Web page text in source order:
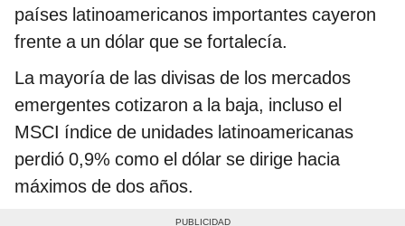
países latinoamericanos importantes cayeron
frente a un dólar que se fortalecía.
La mayoría de las divisas de los mercados
emergentes cotizaron a la baja, incluso el
MSCI índice de unidades latinoamericanas
perdió 0,9% como el dólar se dirige hacia
máximos de dos años.